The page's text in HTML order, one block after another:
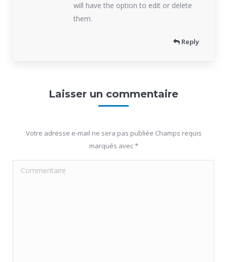
will have the option to edit or delete
them.
Reply
Laisser un commentaire
Votre adresse e-mail ne sera pas publiée Champs requis
marqués avec*
Commentaire